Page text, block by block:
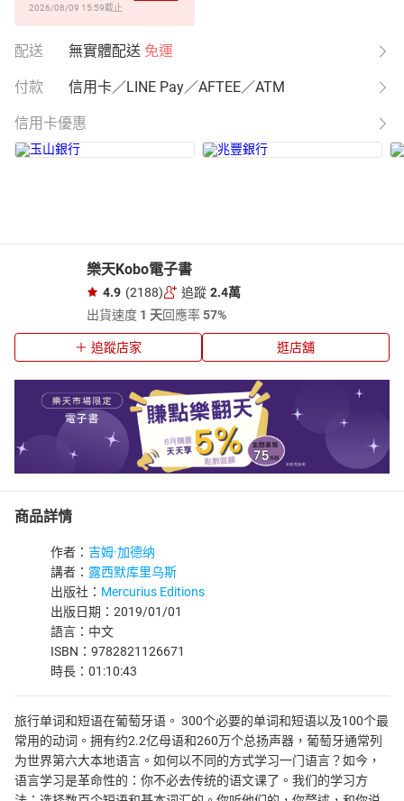
2026/08/09 15:59截止
配送 無實體配送 免運
付款 信用卡／LINE Pay／AFTEE／ATM
信用卡優惠
樂天Kobo電子書
4.9 (2188) 追蹤 2.4萬
出貨速度 1 天回應率57%
追蹤店家 逛店舖
商品詳情
作者： 吉姆·加德纳
講者： 露西默库里乌斯
出版社： Mercurius Editions
出版日期：2019/01/01
語言：中文
ISBN：9782821126671
時長：01:10:43
旅行单词和短语在葡萄牙语。 300个必要的单词和短语以及100个最
常用的动词。拥有约2.2亿母语和260万个总扬声器，葡萄牙通常列
为世界第六大本地语言。如何以不同的方式学习一门语言？如今，
语言学习是革命性的：你不必去传统的语文课了。我们的学习方